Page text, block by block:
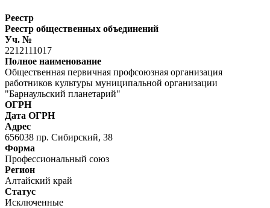
Реестр
Реестр общественных объединений
Уч. №
2212111017
Полное наименование
Общественная первичная профсоюзная организация
работников культуры муниципальной организации
"Барнаульский планетарий"
ОГРН
Дата ОГРН
Адрес
656038 пр. Сибирский, 38
Форма
Профессиональный союз
Регион
Алтайский край
Статус
Исключенные